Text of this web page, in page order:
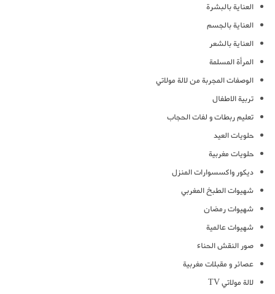
العناية بالبشرة
العناية بالجسم
العناية بالشعر
المرأة المسلمة
الوصفات المجربة من لالة مولاتي
تربية الاطفال
تعليم ربطات و لفات الحجاب
حلويات العيد
حلويات مغربية
ديكور واكسسوارات المنزل
شهيوات الطبخ المغربي
شهيوات رمضان
شهيوات عالمية
صور النقش الحناء
عصائر و مقبلات مغربية
لالة مولاتي TV